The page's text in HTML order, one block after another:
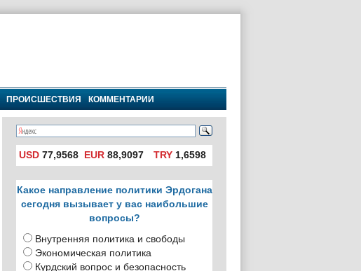
ПРОИСШЕСТВИЯ КОММЕНТАРИИ
USD 77,9568 EUR 88,9097 TRY1,6598
Какое направление политики Эрдогана
сегодня вызывает у вас наибольшие
вопросы?
Внутренняя политика и свободы
Экономическая политика
Курдский вопрос и безопасность